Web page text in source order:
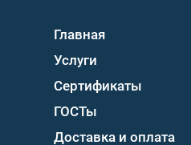
Главная
Услуги
Сертификаты
ГОСТы
Доставка и оплата